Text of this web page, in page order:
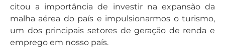
citou a importância de investir na expansão da
malha aérea do país e impulsionarmos o turismo,
um dos principais setores de geração de renda e
emprego em nosso país.